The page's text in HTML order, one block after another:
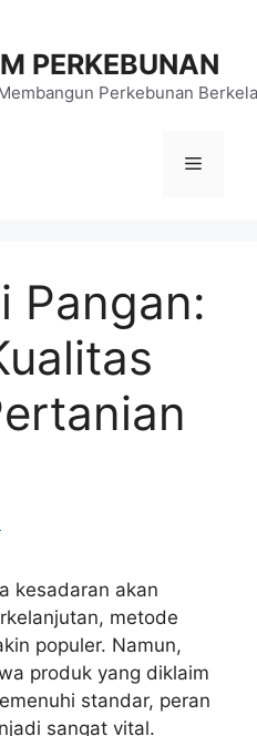
PERKEBUNAN
Perkebunan
Menu
Pangan:
kesadaran akan
metode
populer. Namun,
produk yang diklaim
standar, peran
sangat vital.